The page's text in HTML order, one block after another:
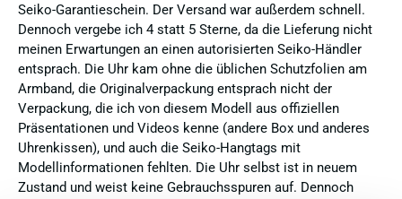
Seiko-Garantieschein. Der Versand war außerdem schnell.
Dennoch vergebe ich 4 statt 5 Sterne, da die Lieferung nicht
meinen Erwartungen an einen autorisierten Seiko-Händler
entsprach. Die Uhr kam ohne die üblichen Schutzfolien am
Armband, die Originalverpackung entsprach nicht der
Verpackung, die ich von diesem Modell aus offiziellen
Präsentationen und Videos kenne (andere Box und anderes
Uhrenkissen), und auch die Seiko-Hangtags mit
Modellinformationen fehlten. Die Uhr selbst ist in neuem
Zustand und weist keine Gebrauchsspuren auf. Dennoch